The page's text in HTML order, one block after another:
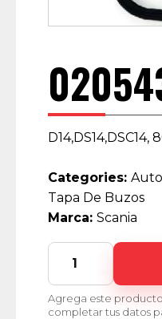
D14,DS14,DSC14,
Categories:
Tapa De Buzos
Marca: Scania
020543119
quantity
Agrega este
completar tus datos